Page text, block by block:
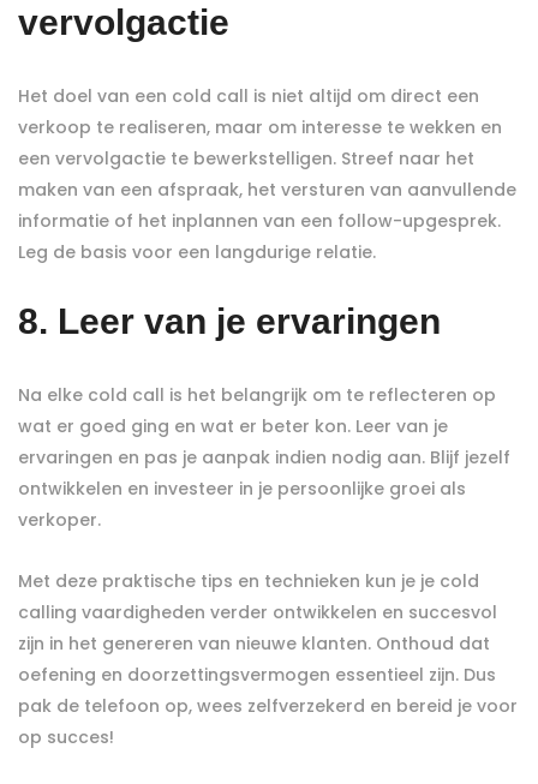
vervolgactie
Het doel van een cold call is niet altijd om direct een
verkoop te realiseren, maar om interesse te wekken en
een vervolgactie te bewerkstelligen. Streef naar het
maken van een afspraak, het versturen van aanvullende
informatie of het inplannen van een follow-upgesprek.
Leg de basis voor een langdurige relatie.
8. Leer van je ervaringen
Na elke cold call is het belangrijk om te reflecteren op
wat er goed ging en wat er beter kon. Leer van je
ervaringen en pas je aanpak indien nodig aan. Blijf jezelf
ontwikkelen en investeer in je persoonlijke groei als
verkoper.
Met deze praktische tips en technieken kun je je cold
calling vaardigheden verder ontwikkelen en succesvol
zijn in het genereren van nieuwe klanten. Onthoud dat
oefening en doorzettingsvermogen essentieel zijn. Dus
pak de telefoon op, wees zelfverzekerd en bereid je voor
op succes!